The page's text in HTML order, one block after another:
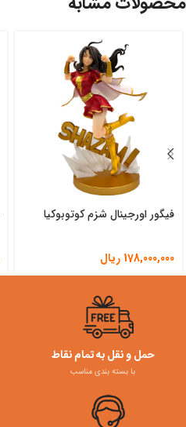
فیگور اورجینال شزم کوتوبوکیا
178,000,000 ریال
حمل و نقل به تمام نقاط
با بسته بندی مناسب